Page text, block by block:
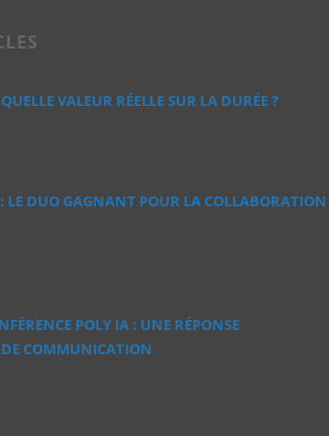
VALEUR RÉELLE SUR LA DURÉE ?
LE DUO GAGNANT POUR LA COLLABORATION
POLY IA : UNE RÉPONSE
COMMUNICATION